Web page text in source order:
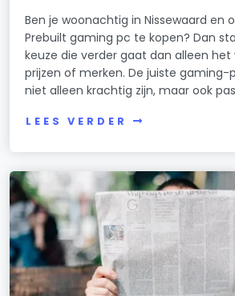
Ben je woonachtig in Nissewaard en
Prebuilt gaming pc te kopen? Dan
keuze die verder gaat dan alleen het
prijzen of merken. De juiste
niet alleen krachtig zijn, maar ook
LEES VERDER